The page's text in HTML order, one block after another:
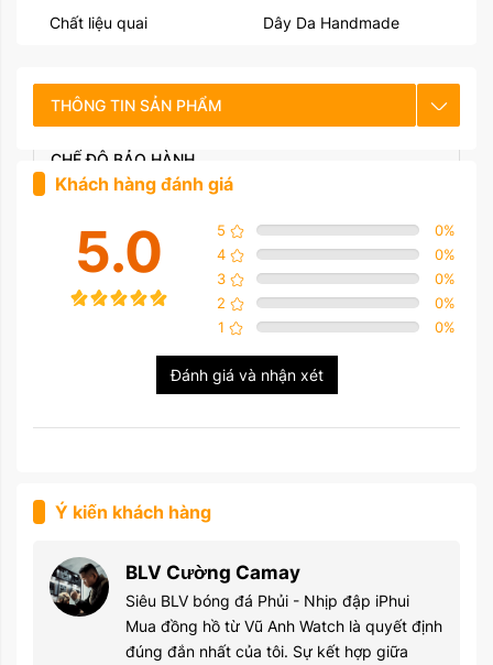
Chất liệu quai Dây Da Handmade
THÔNG TIN SẢN PHẨM
CHẾ ĐỘ BẢO HÀNH
Khách hàng đánh giá
5.0 5 0%
4
0%
3
0%
2
0%
1
0%
Đánh giá và nhận xét
Ý kiến khách hàng
BLV Cường Camay
Siêu BLV bóng đá Phủi - Nhịp đập iPhui
Mua đồng hồ từ Vũ Anh Watch là quyết định
đúng đắn nhất của tôi. Sự kết hợp giữa